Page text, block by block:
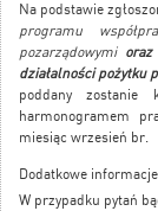
Na podstawie
programu
pozarządowymi
działalności pożytku
poddany zostanie
harmonogramem
miesiąc wrzesień br.
Dodatkowe informacje
W przypadku pytań